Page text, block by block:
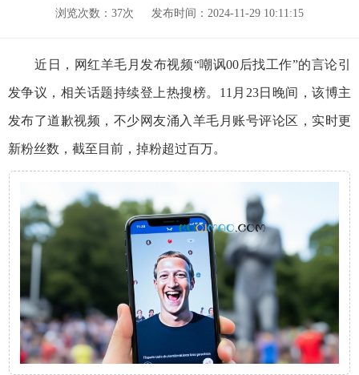
浏览次数：37次 发布时间：2024-11-29 10:11:15
近日，网红羊毛月发布视频“嘲讽00后找工作”的言论引
发争议，相关话题持续登上热搜榜。11月23日晚间，该博主
发布了道歉视频，不少网友涌入羊毛月账号评论区，实时更
新粉丝数，截至目前，掉粉超过百万。